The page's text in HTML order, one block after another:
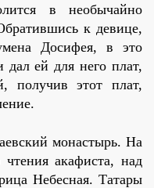
в необычайно
к девице,
Досифея, в это
дал ей для него плат,
получив этот плат,
монастырь. На
акафиста, над
Небесная. Татары